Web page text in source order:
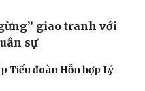
Blog
Tình yêu - Gia đình
giao tranh với
sự
Tiểu đoàn Hỗn hợp Lý